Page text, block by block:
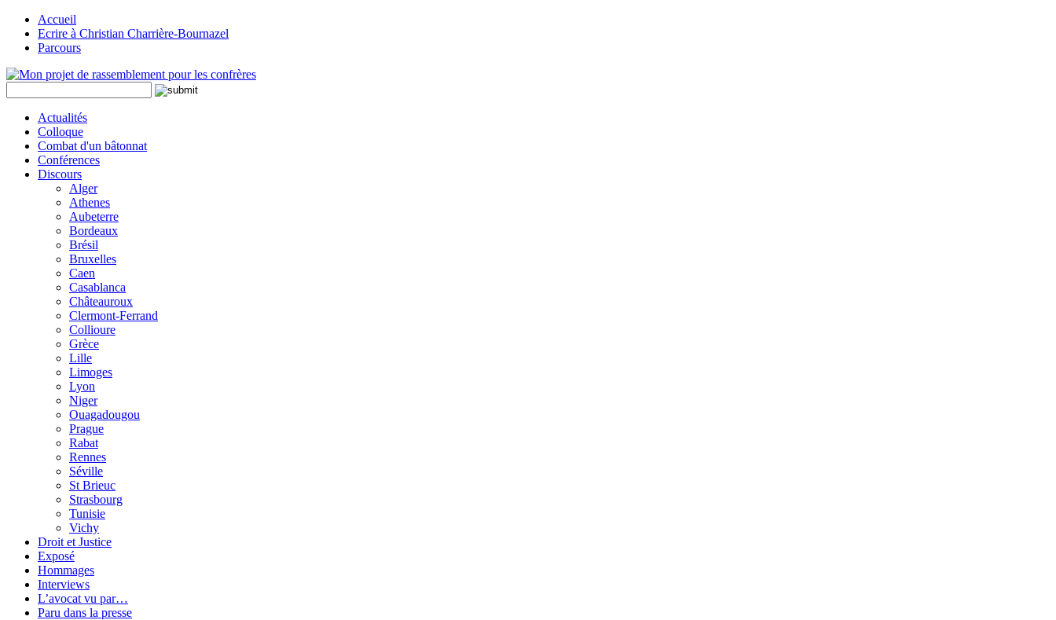
Accueil
Ecrire à Christian Charrière-Bournazel
Parcours
Actualités
Colloque
Combat d'un bâtonnat
Conférences
Discours
Alger
Athenes
Aubeterre
Bordeaux
Brésil
Bruxelles
Caen
Casablanca
Châteauroux
Clermont-Ferrand
Collioure
Grèce
Lille
Limoges
Lyon
Niger
Ouagadougou
Prague
Rabat
Rennes
Séville
St Brieuc
Strasbourg
Tunisie
Vichy
Droit et Justice
Exposé
Hommages
Interviews
L’avocat vu par…
Paru dans la presse